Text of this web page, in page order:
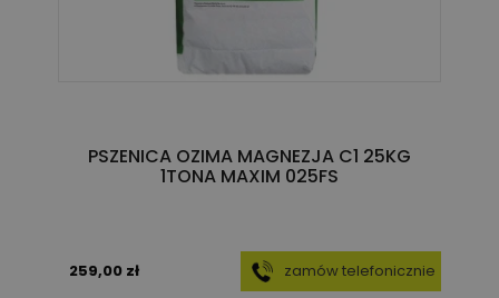
PSZENICA OZIMA MAGNEZJA C1 25KG
1TONA MAXIM 025FS
259,00 zł zamów telefonicznie